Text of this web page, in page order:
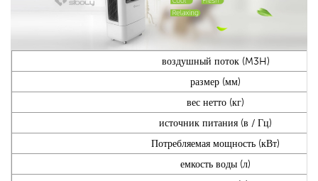
воздушный поток (M3H)
размер (мм)
вес нетто (кг)
источник питания (в / Гц)
Потребляемая мощность (кВт)
емкость воды (л)